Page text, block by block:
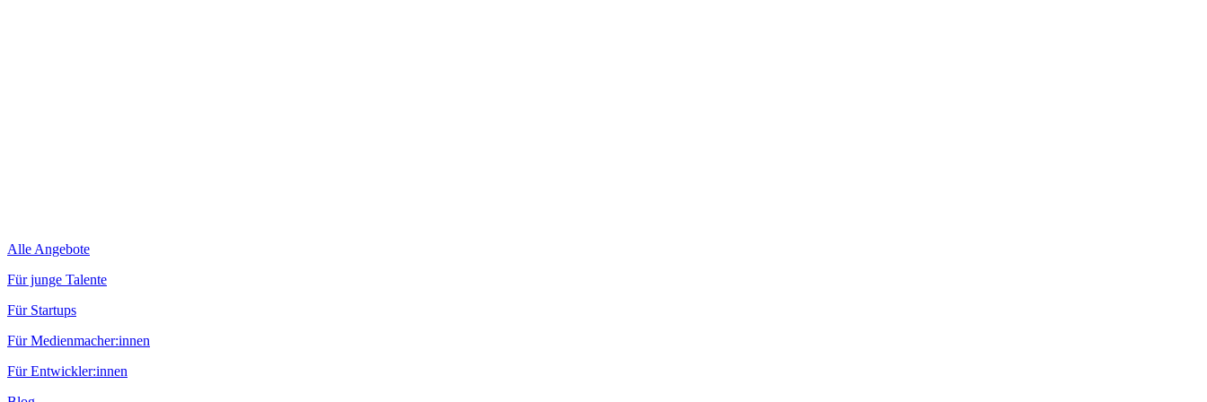
Alle Angebote
Für junge Talente
Für Startups
Für Medienmacher:innen
Für Entwickler:innen